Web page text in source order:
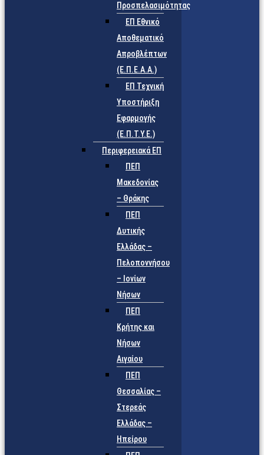
Προσπελασιμότητας
ΕΠ Εθνικό
Αποθεματικό
Απροβλέπτων
(Ε.Π.Ε.Α.Α.)
ΕΠ Τεχνική
Υποστήριξη
Εφαρμογής
(Ε.Π.Τ.Υ.Ε.)
Περιφερειακά ΕΠ
ΠΕΠ
Μακεδονίας
– Θράκης
ΠΕΠ
Δυτικής
Ελλάδας –
Πελοποννήσου
– Ιονίων
Νήσων
ΠΕΠ
Κρήτης και
Νήσων
Αιγαίου
ΠΕΠ
Θεσσαλίας –
Στερεάς
Ελλάδας –
Ηπείρου